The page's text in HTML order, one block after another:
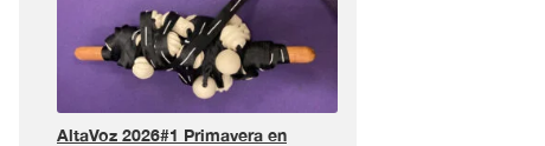
Mayo
musical
AltaVoz 2026#1 Primavera en